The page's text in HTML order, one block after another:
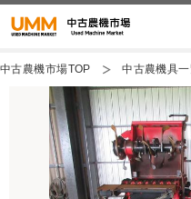
中古農機市場TOP 中古農機具